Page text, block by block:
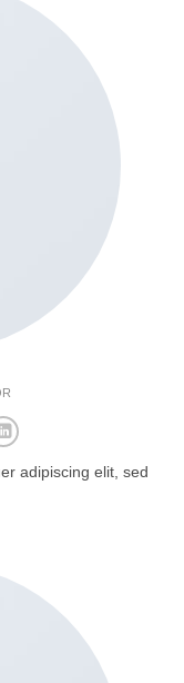
adipiscing elit, sed